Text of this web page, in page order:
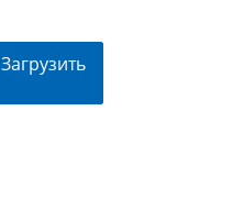
Загрузить